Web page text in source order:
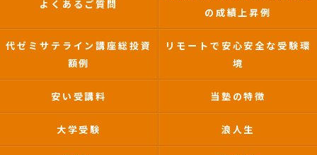
よくあるご質問
の成績上昇例
代ゼミサテライン講座総投資
額例
リモートで安心安全な受験環
境
安い受講料 当塾の特徴
大学受験 浪人生